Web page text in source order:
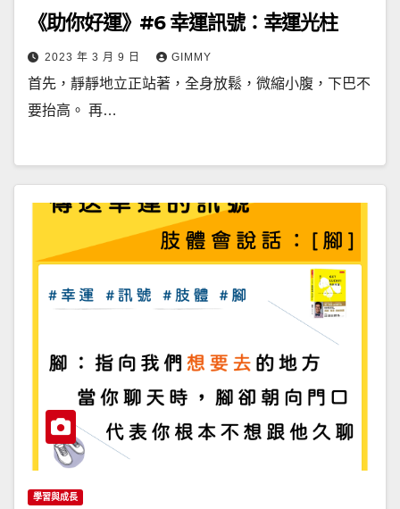
《助你好運》#6 幸運訊號：幸運光柱
2023 年 3 月 9 日 GIMMY
首先，靜靜地立正站著，全身放鬆，微縮小腹，下巴不
要抬高。 再…
學習與成長